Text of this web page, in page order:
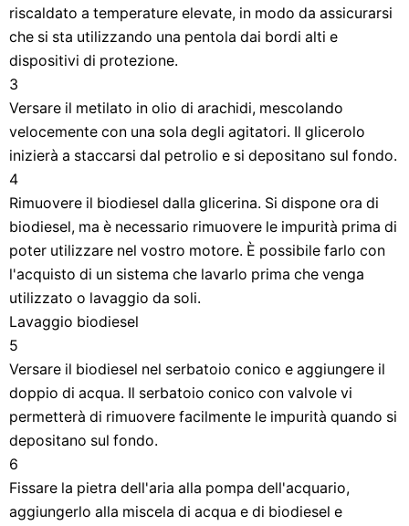
riscaldato a temperature elevate, in modo da assicurarsi
che si sta utilizzando una pentola dai bordi alti e
dispositivi di protezione.
3
Versare il metilato in olio di arachidi, mescolando
velocemente con una sola degli agitatori. Il glicerolo
inizierà a staccarsi dal petrolio e si depositano sul fondo.
4
Rimuovere il biodiesel dalla glicerina. Si dispone ora di
biodiesel, ma è necessario rimuovere le impurità prima di
poter utilizzare nel vostro motore. È possibile farlo con
l'acquisto di un sistema che lavarlo prima che venga
utilizzato o lavaggio da soli.
Lavaggio biodiesel
5
Versare il biodiesel nel serbatoio conico e aggiungere il
doppio di acqua. Il serbatoio conico con valvole vi
permetterà di rimuovere facilmente le impurità quando si
depositano sul fondo.
6
Fissare la pietra dell'aria alla pompa dell'acquario,
aggiungerlo alla miscela di acqua e di biodiesel e